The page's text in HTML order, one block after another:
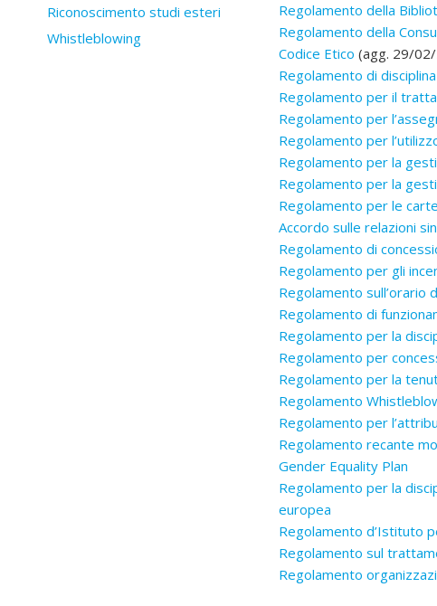
Regolamento della
Regolamento della
Codice Etico (agg. 29/
Regolamento di
Regolamento per il
Regolamento per
Regolamento per
Regolamento per la
Regolamento per la
Regolamento per le
Accordo sulle relazioni
Regolamento di
Regolamento per gli
Regolamento sull’orario
Regolamento di
Regolamento per la
Regolamento per
Regolamento per la
Regolamento
Regolamento per
Regolamento recante
Gender Equality Plan
Regolamento per la
europea
Regolamento d’Istituto
Regolamento sul
Regolamento
Riconoscimento studi esteri
Whistleblowing